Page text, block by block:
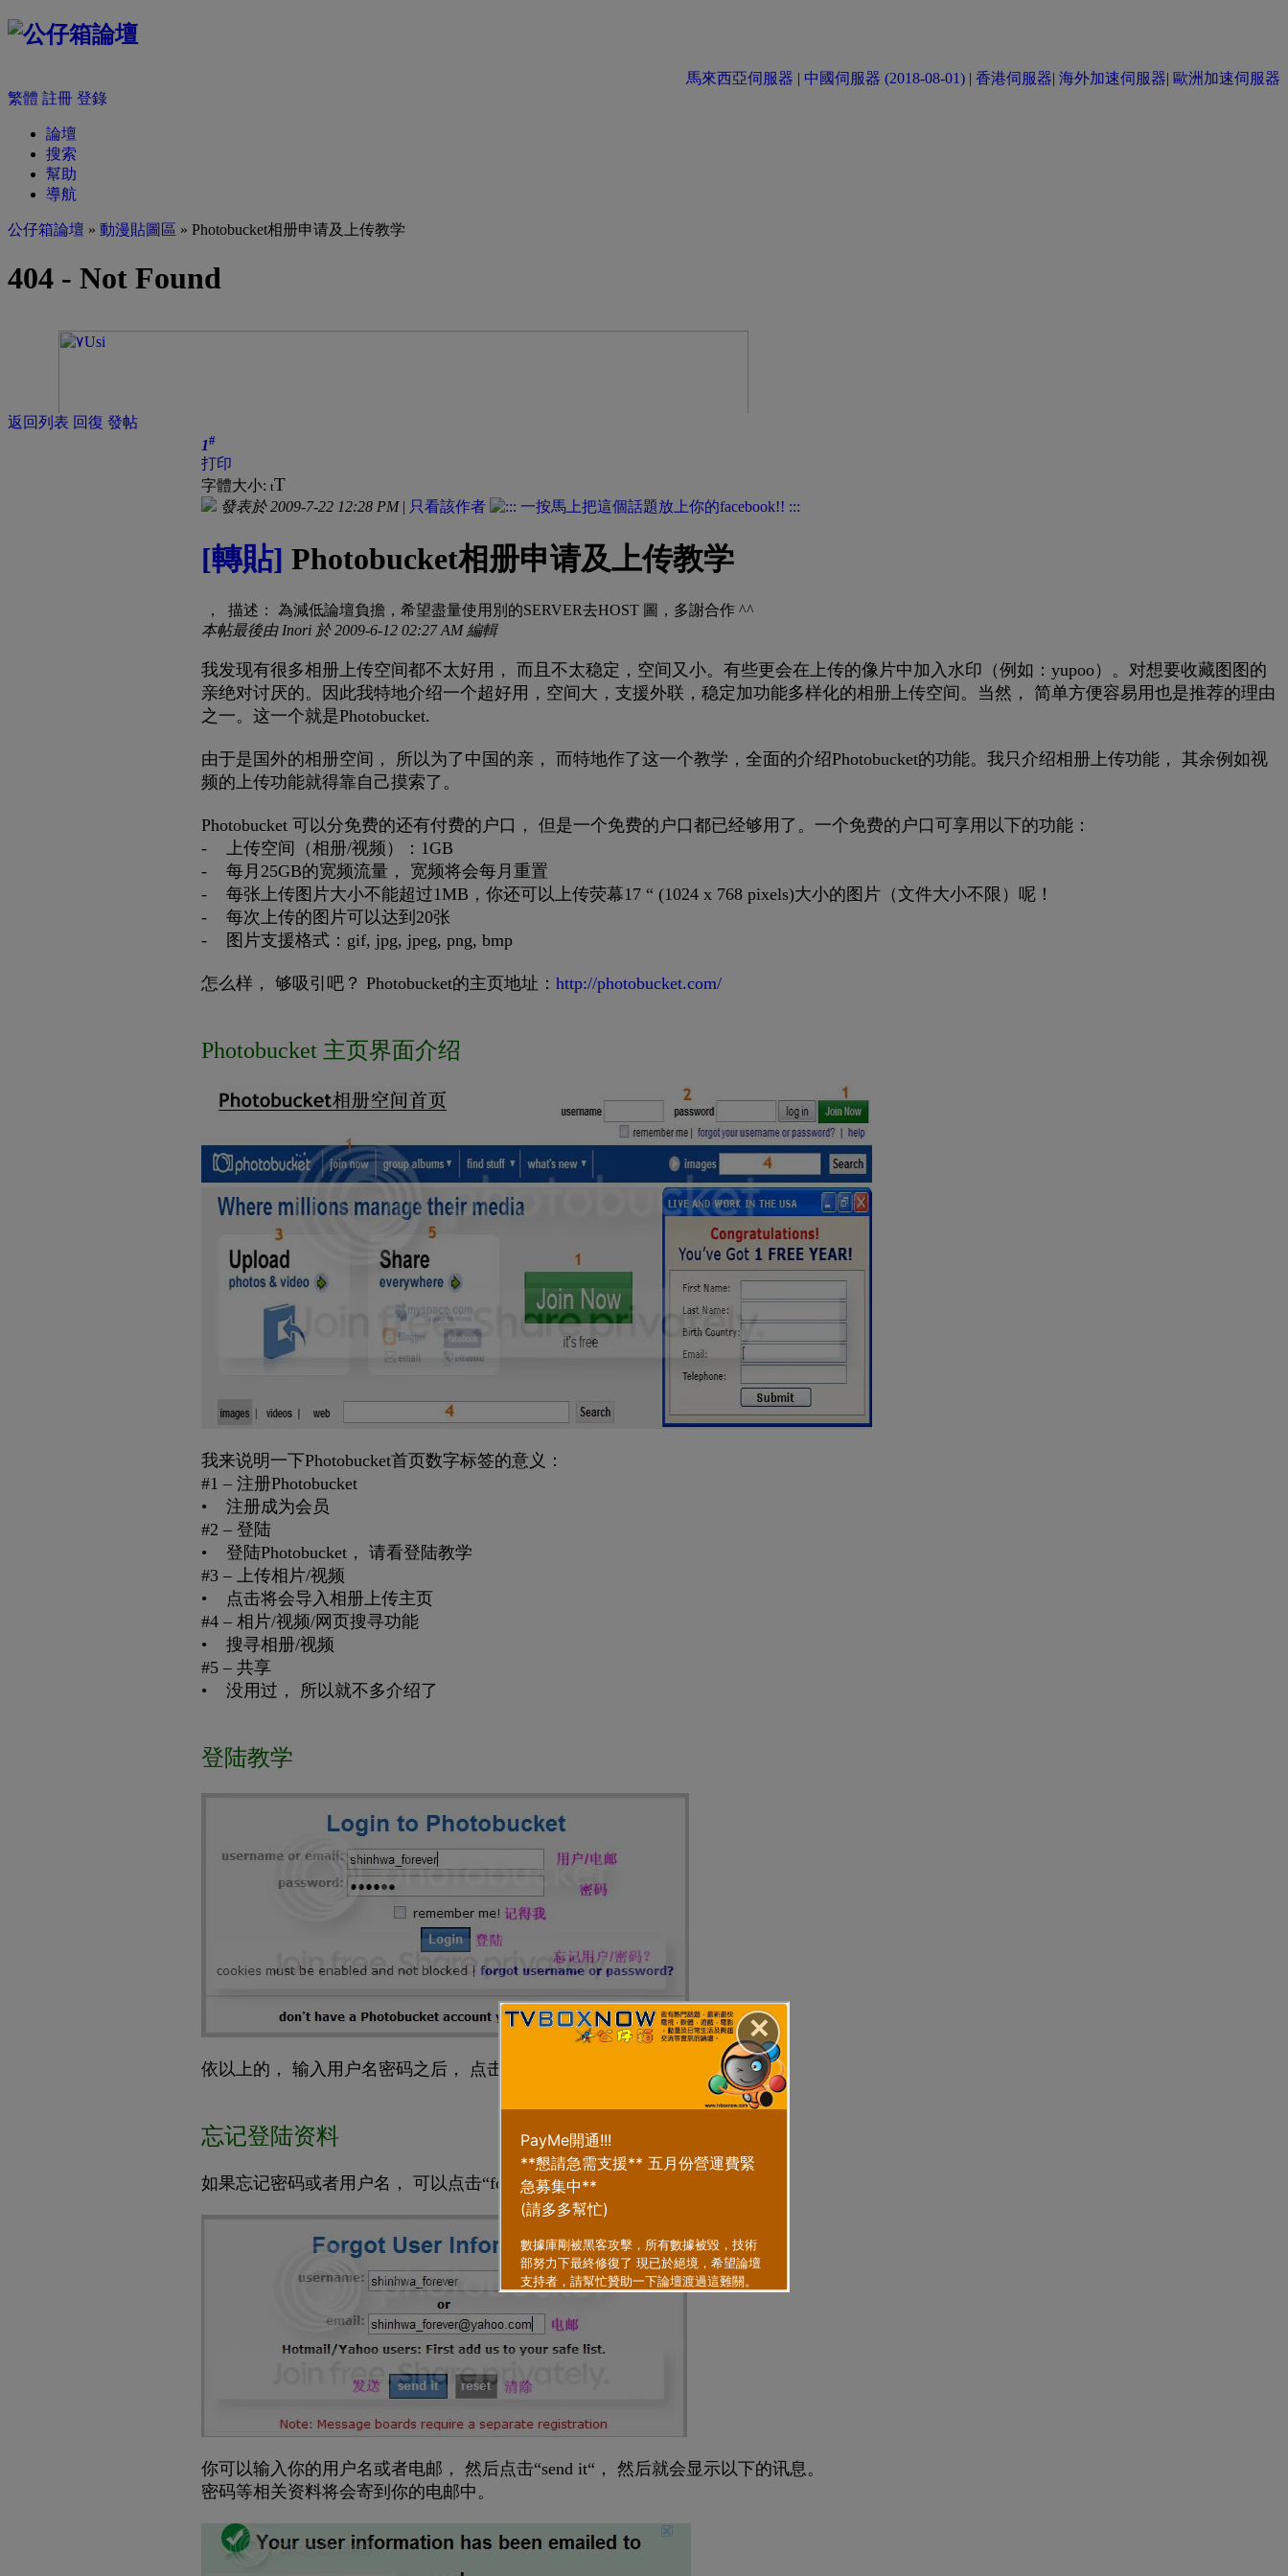
✕
馬來西亞伺服器 | 中國伺服器 (2018-08-01) | 香港伺服器| 海外加速伺服器| 歐洲加速伺服器
繁體 註冊 登錄
論壇
搜索
幫助
導航
公仔箱論壇 » 動漫貼圖區 » Photobucket相册申请及上传教学
返回列表 回復 發帖
1#
打印
字體大小: tT
發表於 2009-7-22 12:28 PM| 只看該作者
[轉貼] Photobucket相册申请及上传教学
， 描述： 為減低論壇負擔，希望盡量使用別的SERVER去HOST 圖，多謝合作 ^^
本帖最後由 Inori 於 2009-6-12 02:27 AM 編輯
我发现有很多相册上传空间都不太好用， 而且不太稳定，空间又小。有些更会在上传的像片中加入水印（例如：yupoo）。对想要收藏图图的
亲绝对讨厌的。因此我特地介绍一个超好用，空间大，支援外联，稳定加功能多样化的相册上传空间。当然， 简单方便容易用也是推荐的理由
之一。这一个就是Photobucket.
由于是国外的相册空间， 所以为了中国的亲， 而特地作了这一个教学，全面的介绍Photobucket的功能。我只介绍相册上传功能， 其余例如视
频的上传功能就得靠自己摸索了。
Photobucket 可以分免费的还有付费的户口， 但是一个免费的户口都已经够用了。一个免费的户口可享用以下的功能：
- 上传空间（相册/视频）：1GB
- 每月25GB的宽频流量， 宽频将会每月重置
- 每张上传图片大小不能超过1MB，你还可以上传荧幕17 “ (1024 x 768 pixels)大小的图片（文件大小不限）呢！
- 每次上传的图片可以达到20张
- 图片支援格式：gif, jpg, jpeg, png, bmp
怎么样， 够吸引吧？ Photobucket的主页地址： http://photobucket.com/
Photobucket 主页界面介绍
我来说明一下Photobucket首页数字标签的意义：
#1 – 注册Photobucket
• 注册成为会员
#2 – 登陆
• 登陆Photobucket， 请看登陆教学
#3 – 上传相片/视频
• 点击将会导入相册上传主页
#4 – 相片/视频/网页搜寻功能
• 搜寻相册/视频
#5 – 共享
• 没用过， 所以就不多介绍了
登陆教学
依以上的， 输入用户名密码之后， 点击Login 就可以登陆了。
忘记登陆资料
如果忘记密码或者用户名， 可以点击“forget username or password?“
你可以输入你的用户名或者电邮， 然后点击“send it“， 然后就会显示以下的讯息。
密码等相关资料将会寄到你的电邮中。